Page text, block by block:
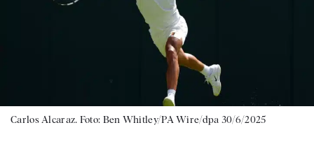
Carlos Alcaraz. Foto: Ben Whitley/PA Wire/dpa 30/6/2025